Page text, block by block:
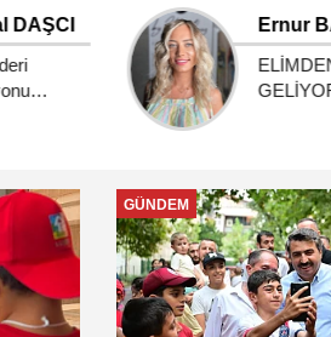
Artık
Mustafa
10 Kasım:
Anmak, Bir
GÜNDEM